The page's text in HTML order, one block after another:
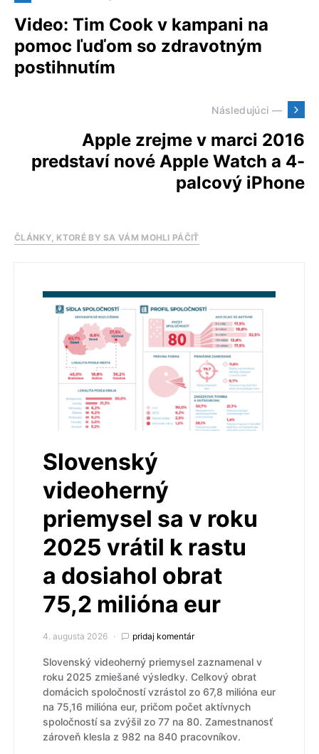
Video: Tim Cook v kampani na
pomoc ľuďom so zdravotným
postihnutím
Následujúci —
Apple zrejme v marci 2016
predstaví nové Apple Watch a 4-
palcový iPhone
ČLÁNKY, KTORÉ BY SA VÁM MOHLI PÁČIŤ
Slovenský
videoherný
priemysel sa v roku
2025 vrátil k rastu
a dosiahol obrat
75,2 milióna eur
4. augusta 2026 pridaj komentár
Slovenský videoherný priemysel zaznamenal v
roku 2025 zmiešané výsledky. Celkový obrat
domácich spoločností vzrástol zo 67,8 milióna eur
na 75,16 milióna eur, pričom počet aktívnych
spoločností sa zvýšil zo 77 na 80. Zamestnanosť
zároveň klesla z 982 na 840 pracovníkov.